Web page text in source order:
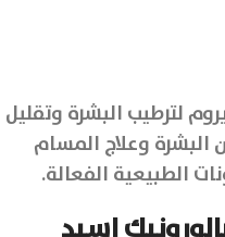
لترطيب البشرة وتقليل
البشرة وعلاج المسام
الطبيعية الفعالة.